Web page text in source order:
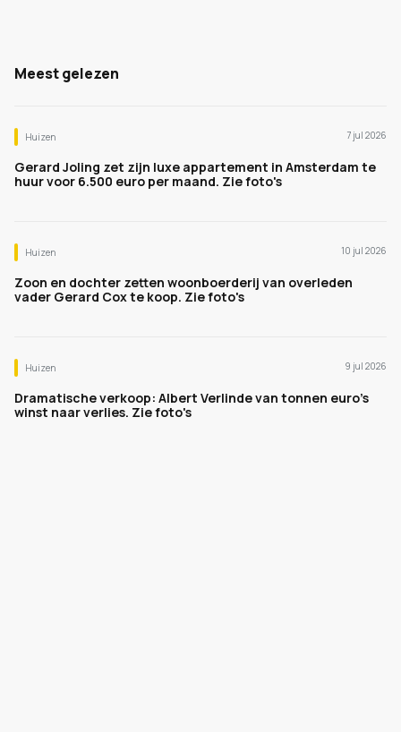
Meest gelezen
Huizen 7 jul 2026
Gerard Joling zet zijn luxe appartement in Amsterdam te
huur voor 6.500 euro per maand. Zie foto's
Huizen 10 jul 2026
Zoon en dochter zetten woonboerderij van overleden
vader Gerard Cox te koop. Zie foto's
Huizen 9 jul 2026
Dramatische verkoop: Albert Verlinde van tonnen euro's
winst naar verlies. Zie foto's